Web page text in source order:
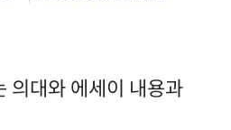
의대와 에세이 내용과